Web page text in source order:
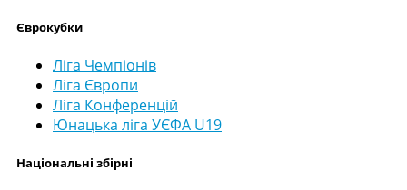
Єврокубки
Ліга Чемпіонів
Ліга Європи
Ліга Конференцій
Юнацька ліга УЄФА U19
Національні збірні